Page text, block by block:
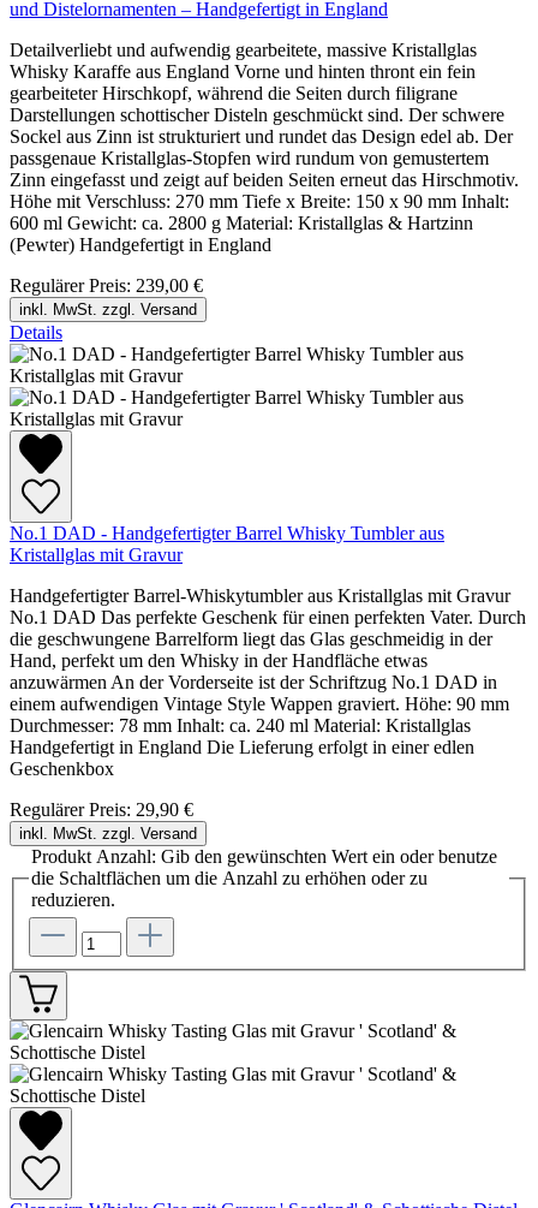
und Distelornamenten – Handgefertigt in England
Detailverliebt und aufwendig gearbeitete, massive Kristallglas
Whisky Karaffe aus England Vorne und hinten thront ein fein
gearbeiteter Hirschkopf, während die Seiten durch filigrane
Darstellungen schottischer Disteln geschmückt sind. Der schwere
Sockel aus Zinn ist strukturiert und rundet das Design edel ab. Der
passgenaue Kristallglas-Stopfen wird rundum von gemustertem
Zinn eingefasst und zeigt auf beiden Seiten erneut das Hirschmotiv.
Höhe mit Verschluss: 270 mm Tiefe x Breite: 150 x 90 mm Inhalt:
600 ml Gewicht: ca. 2800 g Material: Kristallglas & Hartzinn
(Pewter) Handgefertigt in England
Regulärer Preis: 239,00 €
inkl. MwSt. zzgl. Versand
Details
No.1 DAD - Handgefertigter Barrel Whisky Tumbler aus
Kristallglas mit Gravur
Handgefertigter Barrel-Whiskytumbler aus Kristallglas mit Gravur
No.1 DAD Das perfekte Geschenk für einen perfekten Vater. Durch
die geschwungene Barrelform liegt das Glas geschmeidig in der
Hand, perfekt um den Whisky in der Handfläche etwas
anzuwärmen An der Vorderseite ist der Schriftzug No.1 DAD in
einem aufwendigen Vintage Style Wappen graviert. Höhe: 90 mm
Durchmesser: 78 mm Inhalt: ca. 240 ml Material: Kristallglas
Handgefertigt in England Die Lieferung erfolgt in einer edlen
Geschenkbox
Regulärer Preis: 29,90 €
inkl. MwSt. zzgl. Versand
Produkt Anzahl: Gib den gewünschten Wert ein oder benutze
die Schaltflächen um die Anzahl zu erhöhen oder zu
reduzieren.